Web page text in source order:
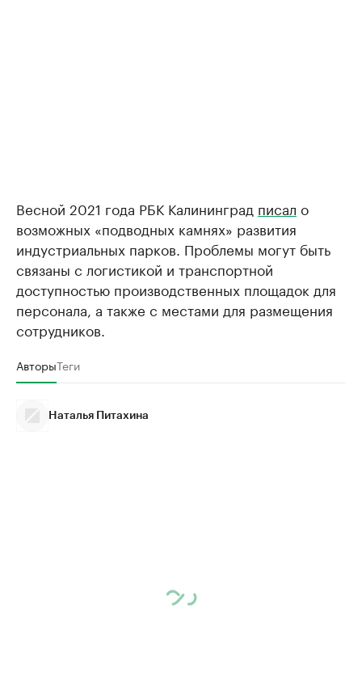
Весной 2021 года РБК Калининград писал о
возможных «подводных камнях» развития
индустриальных парков. Проблемы могут быть
связаны с логистикой и транспортной
доступностью производственных площадок для
персонала, а также с местами для размещения
сотрудников.
АвторыТеги
Наталья Питахина